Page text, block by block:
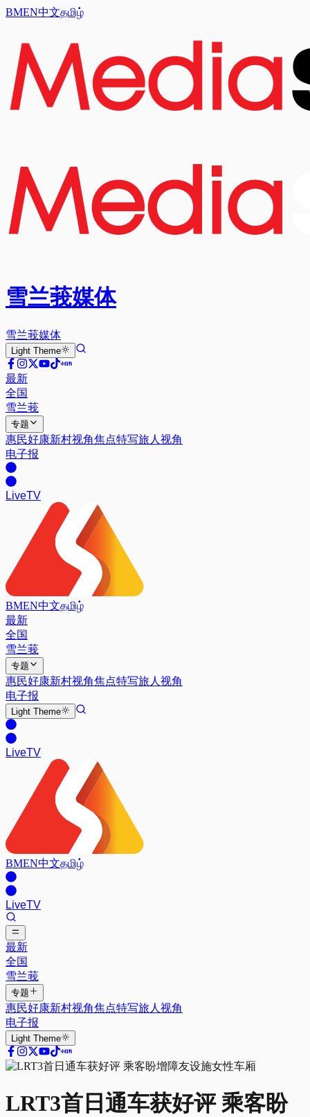
BMEN中文தமிழ்
雪兰莪媒体
雪兰莪媒体
Light Theme
最新
全国
雪兰莪
专题
惠民好康新村视角焦点特写旅人视角
电子报
LiveTV
BMEN中文தமிழ்
最新
全国
雪兰莪
专题
惠民好康新村视角焦点特写旅人视角
电子报
Light Theme
LiveTV
BMEN中文தமிழ்
LiveTV
最新
全国
雪兰莪
专题
惠民好康新村视角焦点特写旅人视角
电子报
Light Theme
LRT3首日通车获好评 乘客盼